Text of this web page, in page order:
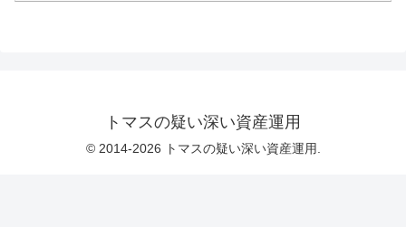
トマスの疑い深い資産運用
© 2014-2026 トマスの疑い深い資産運用.